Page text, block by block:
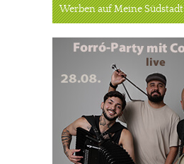
Werben auf Meine Südstadt